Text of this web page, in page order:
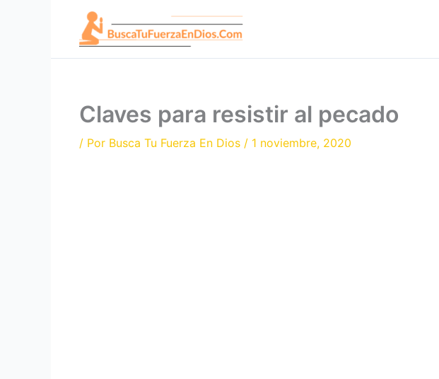
Claves para resistir al pecado
/ Por Busca Tu Fuerza En Dios / 1 noviembre, 2020